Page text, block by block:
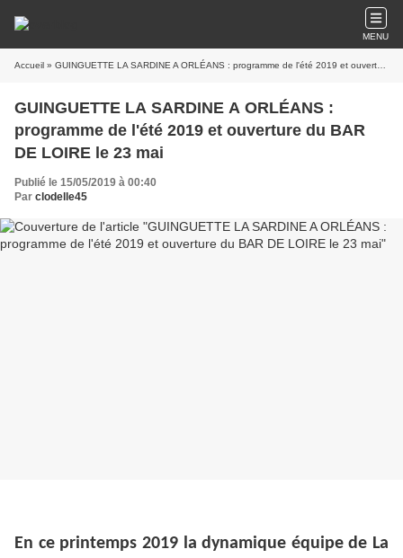
MENU
Accueil » GUINGUETTE LA SARDINE A ORLÉANS : programme de l'été 2019 et ouverture du BAR DE LOIRE le 23 mai
GUINGUETTE LA SARDINE A ORLÉANS :
programme de l'été 2019 et ouverture du BAR
DE LOIRE le 23 mai
Publié le 15/05/2019 à 00:40
Par clodelle45
En ce printemps 2019 la dynamique équipe de La